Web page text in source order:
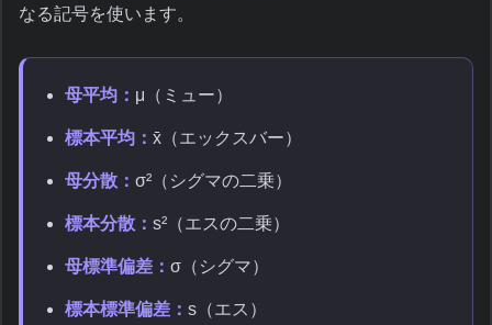
なる記号を使います。
母平均： μ（ミュー）
標本平均： x̄（エックスバー）
母分散： σ²（シグマの二乗）
標本分散： s²（エスの二乗）
母標準偏差： σ（シグマ）
標本標準偏差： s（エス）